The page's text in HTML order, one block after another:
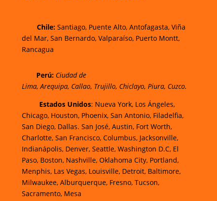
Chile:Santiago, Puente Alto, Antofagasta, Viña
del Mar, San Bernardo, Valparaíso, Puerto Montt,
Rancagua
Perú: Ciudad de
Lima, Arequipa, Callao, Trujillo, Chiclayo, Piura, Cuzco.
Estados Unidos: Nueva York, Los Ángeles,
Chicago, Houston, Phoenix, San Antonio, Filadelfia,
San Diego, Dallas. San José, Austin, Fort Worth,
Charlotte, San Francisco, Columbus, Jacksonville,
Indianápolis, Denver, Seattle, Washington D.C, El
Paso, Boston, Nashville, Oklahoma City, Portland,
Menphis, Las Vegas, Louisville, Detroit, Baltimore,
Milwaukee, Alburquerque, Fresno, Tucson,
Sacramento, Mesa